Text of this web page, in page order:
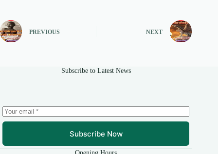
PREVIOUS NEXT
Subscribe to Latest News
Subscribe Now